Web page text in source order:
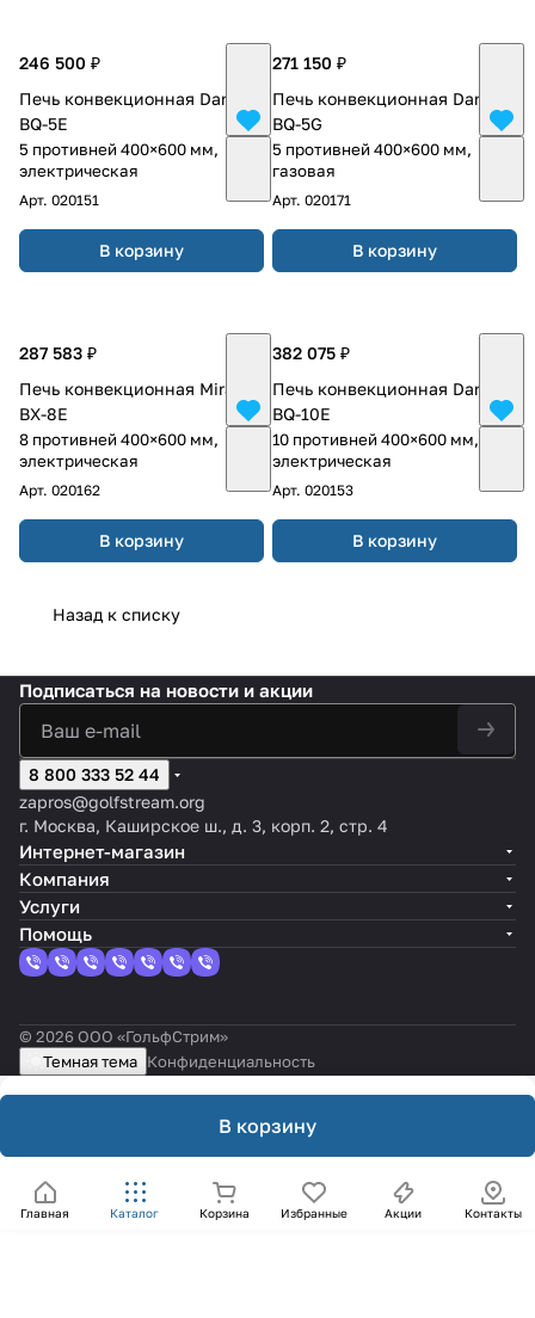
246 500 ₽
Печь конвекционная Danler
BQ-5E
5 противней 400×600 мм,
электрическая
Арт. 020151
В корзину
271 150 ₽
Печь конвекционная Danler
BQ-5G
5 противней 400×600 мм,
газовая
Арт. 020171
В корзину
287 583 ₽
Печь конвекционная Miratek
BX-8E
8 противней 400×600 мм,
электрическая
Арт. 020162
В корзину
382 075 ₽
Печь конвекционная Danler
BQ-10E
10 противней 400×600 мм,
электрическая
Арт. 020153
В корзину
Назад к списку
В корзину
Главная Каталог Корзина Избранные Акции Контакты
Подписаться на новости и акции
8 800 333 52 44
zapros@golfstream.org
г. Москва, Каширское ш., д. 3, корп. 2, стр. 4
Интернет-магазин
Компания
Услуги
Помощь
© 2026 ООО «ГольфСтрим»
Темная тема Конфиденциальность